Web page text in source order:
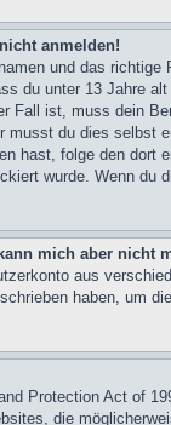
anmelden!
und das
du unter 13 Jahre
Fall ist, muss dein
musst du dies selbst
hast, folge den dort
wurde. Wenn
mich aber nicht
aus
haben, um
Protection Act of
die